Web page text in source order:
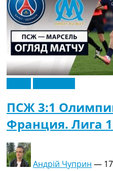
ПСЖ 3:1
Франция. Лига
Андрій Чуприн —